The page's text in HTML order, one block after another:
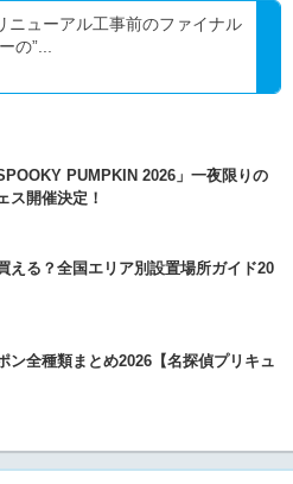
ニューアル工事前のファイナル
の”...
PUMPKIN 2026」一夜限りの
ス開催決定！
える？全国エリア別設置場所ガイド20
ン全種類まとめ2026【名探偵プリキュ